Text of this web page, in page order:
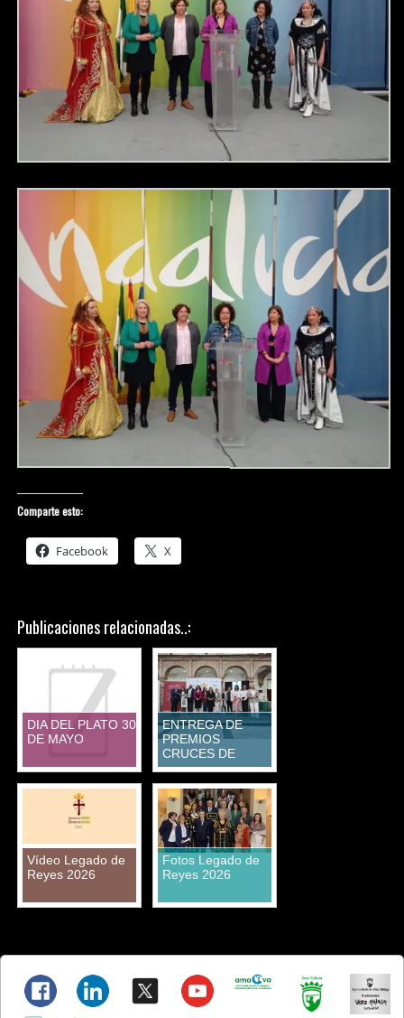
Comparte esto:
Facebook X
Publicaciones relacionadas..:
DIA DEL PLATO 30
DE MAYO
ENTREGA DE
PREMIOS
CRUCES DE
MAYO
Vídeo Legado de
Reyes 2026
Fotos Legado de
Reyes 2026